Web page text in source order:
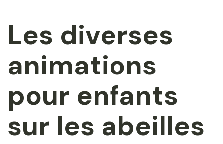
Les diverses
animations
pour enfants
sur les abeilles